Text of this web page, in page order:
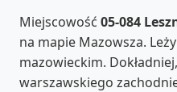
Miejscowość 05-084
na mapie Mazowsza.
mazowieckim.
warszawskiego